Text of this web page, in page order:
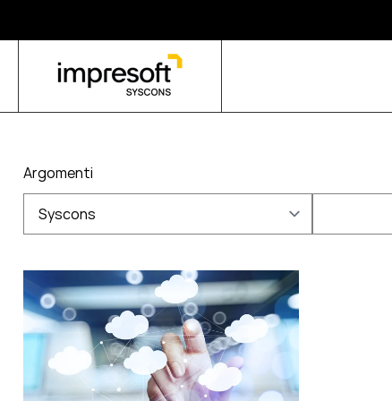
Argomenti
Syscons